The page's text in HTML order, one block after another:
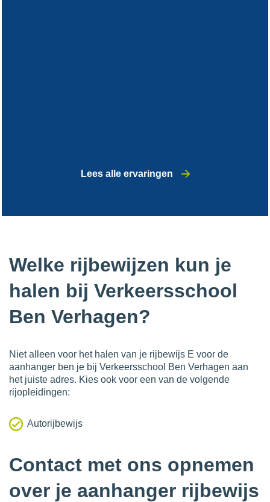
Lees alle ervaringen
Welke rijbewijzen kun je
halen bij Verkeersschool
Ben Verhagen?
Niet alleen voor het halen van je rijbewijs E voor de
aanhanger ben je bij Verkeersschool Ben Verhagen aan
het juiste adres. Kies ook voor een van de volgende
rijopleidingen:
Autorijbewijs
Contact met ons opnemen
over je aanhanger rijbewijs